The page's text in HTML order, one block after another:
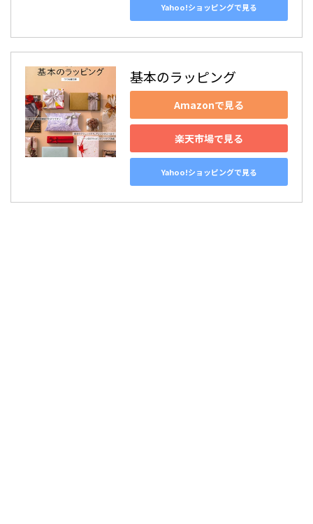
Yahoo!ショッピングで見る
基本のラッピング
Amazonで見る
楽天市場で見る
Yahoo!ショッピングで見る